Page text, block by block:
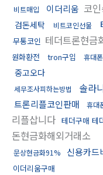
비트매입 이더리움 코
검돈세탁 비트코인선물
무통코인 테더트론현금
원화환전
tron구입 휴대
중고오다
세무조사피하는방법 솔라
트론리플코인판매 휴대
리플삽니다 테더구매 테
돈현금화해외거래소
문상현금화91% 신용카드
이더리움구매